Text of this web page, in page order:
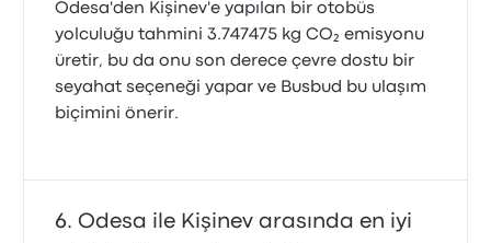
Odesa'den Kişinev'e yapılan bir otobüs
yolculuğu tahmini 3.747475 kg CO₂ emisyonu
üretir, bu da onu son derece çevre dostu bir
seyahat seçeneği yapar ve Busbud bu ulaşım
biçimini önerir.
Odesa ile Kişinev arasında en iyi